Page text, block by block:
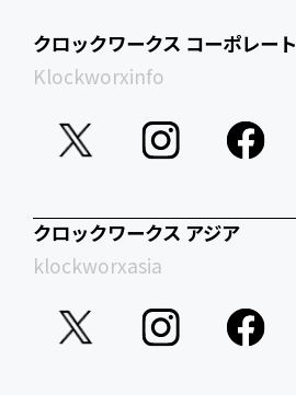
クロックワークス コーポレート
Klockworxinfo
クロックワークス アジア
klockworxasia